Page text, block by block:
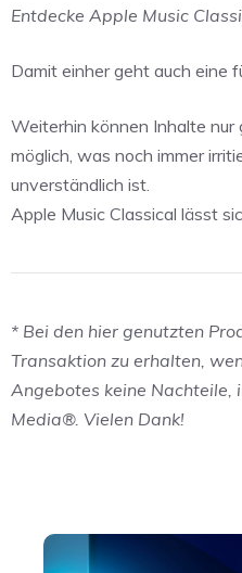
Entdecke Apple Music
Damit einher geht auch eine
Weiterhin können Inhalte
möglich, was noch immer
unverständlich ist.
Apple Music Classical lässt
* Bei den hier genutzten
Transaktion zu erhalten,
Angebotes keine
Media®. Vielen Dank!